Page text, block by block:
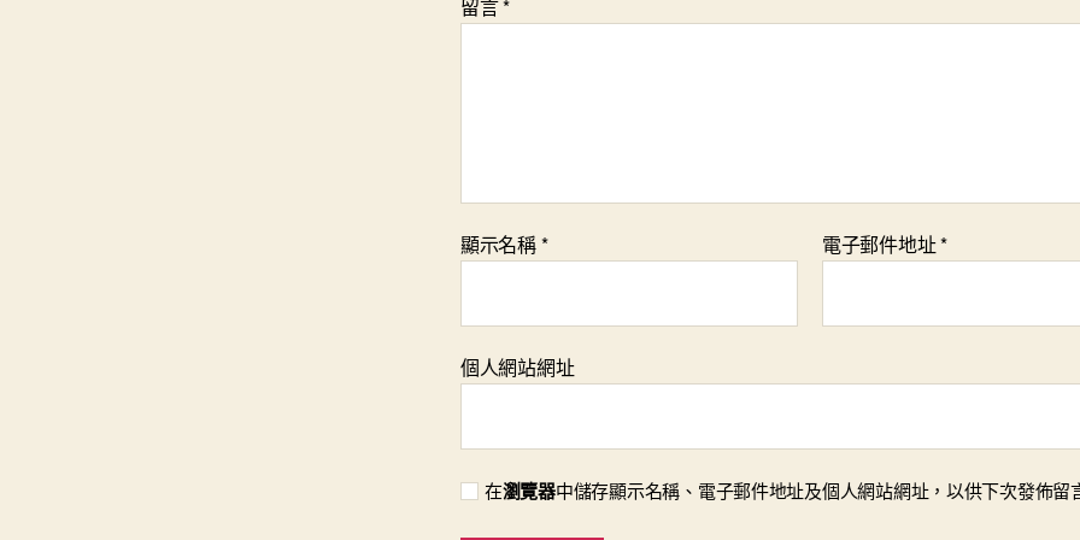
留言*
顯示名稱* 電子郵件地址*
個人網站網址
在瀏覽器中儲存顯示名稱、電子郵件地址及個人網站網址，以供下次發佈留